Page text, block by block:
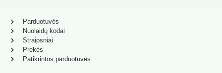
Parduotuvės
Nuolaidų kodai
Straipsniai
Prekės
Patikrintos parduotuvės